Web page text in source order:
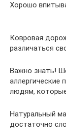
Хорошо
Ковровая
различаться
Важно знать!
аллергические
людям,
Натуральный
достаточно